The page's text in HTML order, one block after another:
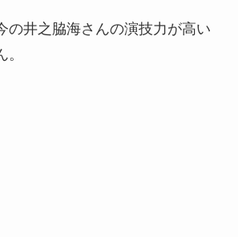
の井之脇海さんの演技力が高い